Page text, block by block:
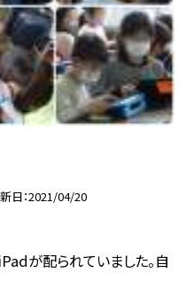
日 2021/04/20
が配られていました。自